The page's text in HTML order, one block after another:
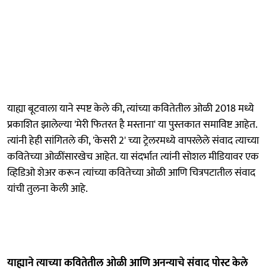
याह्या बूटवाला याने स्पष्ट केले की, त्यांच्या कवितेतील ओळी 2018 मध्ये
प्रकाशित झालेल्या 'मेरी फितरत है मस्ताना' या पुस्तकात समाविष्ट आहेत.
त्यांनी हेही सांगितले की, 'केसरी 2' च्या ट्रेलरमध्ये वापरलेले संवाद त्याच्या
कवितेच्या ओळींसारखेच आहेत. या संदर्भात त्यांनी सोशल मीडियावर एक
व्हिडिओ शेअर करून त्यांच्या कवितेच्या ओळी आणि चित्रपटातील संवाद
यांची तुलना केली आहे.​
याह्याने त्याच्या कवितेतील ओळी आणि अनन्याचे संवाद पोस्ट केले